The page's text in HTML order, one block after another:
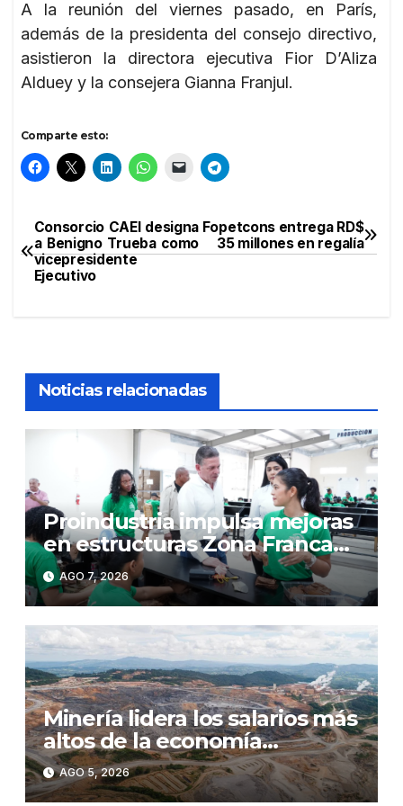
A la reunión del viernes pasado, en París,
además de la presidenta del consejo directivo,
asistieron la directora ejecutiva Fior D’Aliza
Alduey y la consejera Gianna Franjul.
Comparte esto:
Navegación
de
Fopetcons entrega RD$
35 millones en regalía
Consorcio CAEI designa
a Benigno Trueba como
vicepresidente
Ejecutivo
Noticias relacionadas
Proindustria impulsa mejoras
en estructuras Zona Franca
Bonao
AGO 7, 2026
Minería lidera los salarios más
altos de la economía
dominicana e impulsa el
crecimiento de las
AGO 5, 2026